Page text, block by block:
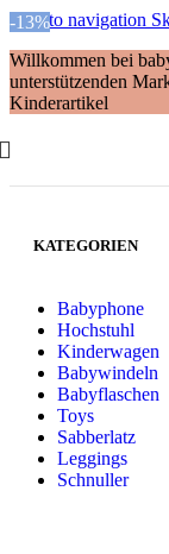
Skip to navigation
Willkommen bei
unterstützenden
Kinderartikel
KATEGORIEN
Babyphone
Hochstuhl
Kinderwagen
Babywindeln
Babyflaschen
Toys
Sabberlatz
Leggings
Schnuller
-13%